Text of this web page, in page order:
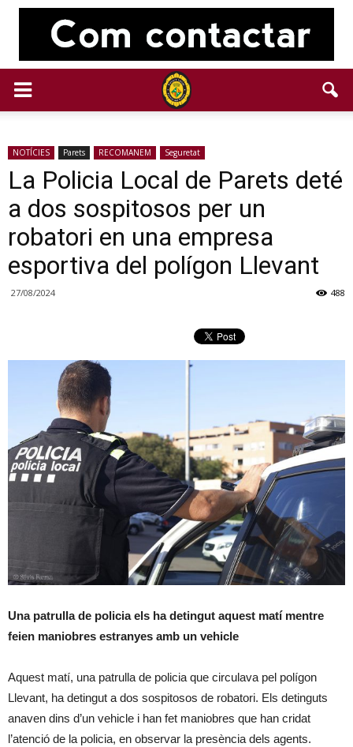
NOTÍCIES Parets RECOMANEM Seguretat
La Policia Local de Parets deté
a dos sospitosos per un
robatori en una empresa
esportiva del polígon Llevant
27/08/2024 488
Una patrulla de policia els ha detingut aquest matí mentre
feien maniobres estranyes amb un vehicle
Aquest matí, una patrulla de policia que circulava pel polígon
Llevant, ha detingut a dos sospitosos de robatori. Els detinguts
anaven dins d’un vehicle i han fet maniobres que han cridat
l’atenció de la policia, en observar la presència dels agents.